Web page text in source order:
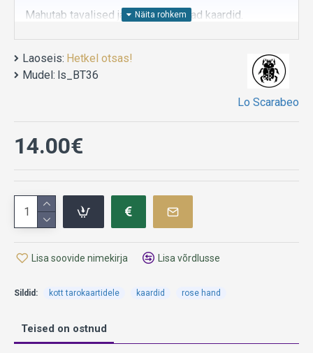
Mahutab tavalised ja veidi suuremad kaardid.
Satiinist.
Mõõdud160x225 mm
Laoseis: Hetkel otsas!
Mudel: ls_BT36
Lo Scarabeo
14.00€
Lisa soovide nimekirja Lisa võrdlusse
Sildid: kott tarokaartidele kaardid rose hand
Teised on ostnud